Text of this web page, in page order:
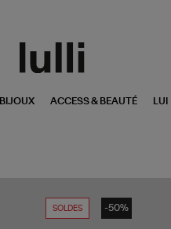
BIJOUX ACCESS & BEAUTÉ LUI
SOLDES -50%